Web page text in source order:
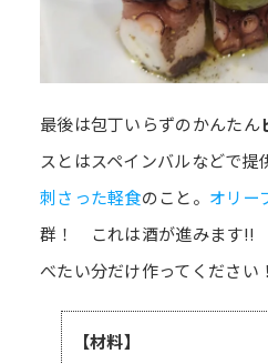
最後は包丁いらずのかんたん
スとはスペインバルなどで提
刺さった軽食のこと。 オリー
群！ これは酒が進みます!!
べたい分だけ作ってください！
【材料】